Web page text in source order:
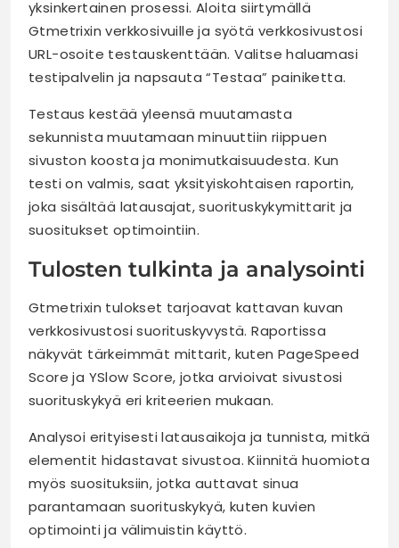
yksinkertainen prosessi. Aloita siirtymällä
Gtmetrixin verkkosivuille ja syötä verkkosivustosi
URL-osoite testauskenttään. Valitse haluamasi
testipalvelin ja napsauta “Testaa” painiketta.
Testaus kestää yleensä muutamasta
sekunnista muutamaan minuuttiin riippuen
sivuston koosta ja monimutkaisuudesta. Kun
testi on valmis, saat yksityiskohtaisen raportin,
joka sisältää latausajat, suorituskykymittarit ja
suositukset optimointiin.
Tulosten tulkinta ja analysointi
Gtmetrixin tulokset tarjoavat kattavan kuvan
verkkosivustosi suorituskyvystä. Raportissa
näkyvät tärkeimmät mittarit, kuten PageSpeed
Score ja YSlow Score, jotka arvioivat sivustosi
suorituskykyä eri kriteerien mukaan.
Analysoi erityisesti latausaikoja ja tunnista, mitkä
elementit hidastavat sivustoa. Kiinnitä huomiota
myös suosituksiin, jotka auttavat sinua
parantamaan suorituskykyä, kuten kuvien
optimointi ja välimuistin käyttö.